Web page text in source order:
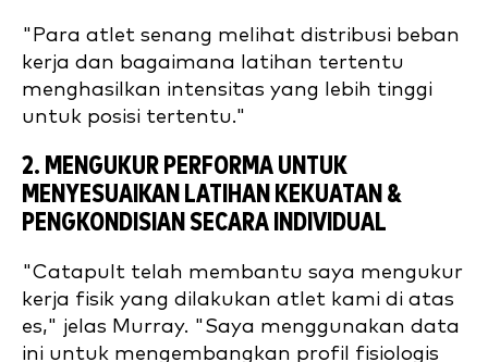
"Para atlet senang melihat distribusi beban
kerja dan bagaimana latihan tertentu
menghasilkan intensitas yang lebih tinggi
untuk posisi tertentu."
2. MENGUKUR PERFORMA UNTUK
MENYESUAIKAN LATIHAN KEKUATAN &
PENGKONDISIAN SECARA INDIVIDUAL
"Catapult telah membantu saya mengukur
kerja fisik yang dilakukan atlet kami di atas
es," jelas Murray. "Saya menggunakan data
ini untuk mengembangkan profil fisiologis